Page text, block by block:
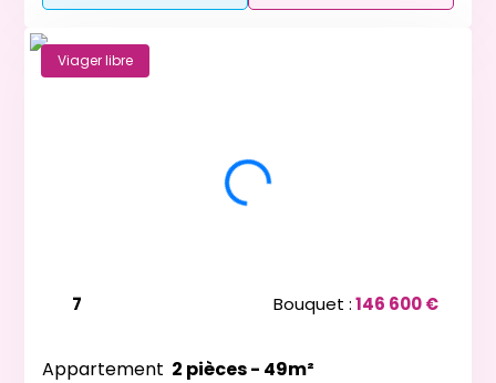
Viager libre
7 Bouquet :146 600 €
Appartement 2 pièces - 49m²